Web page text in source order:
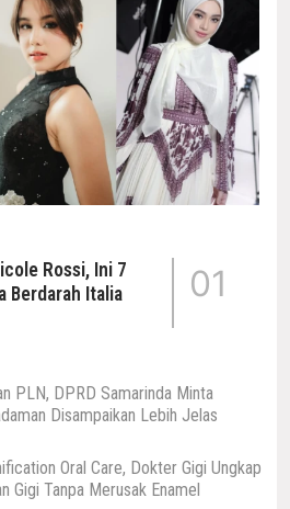
Rossi, Ini 7
Berdarah Italia
01
PLN, DPRD Samarinda Minta
Disampaikan Lebih Jelas
Oral Care, Dokter Gigi Ungkap
Gigi Tanpa Merusak Enamel